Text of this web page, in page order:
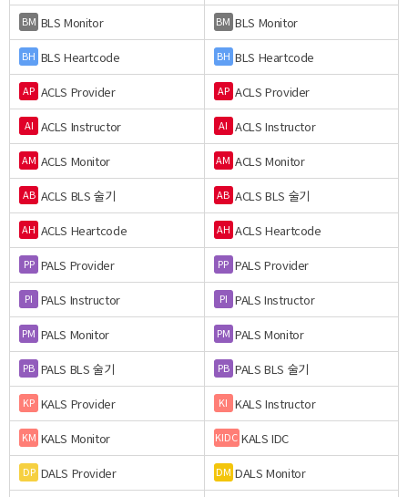
BM BLS Monitor BM BLS Monitor
BH BLS Heartcode BH BLS Heartcode
AP ACLS Provider AP ACLS Provider
AI ACLS Instructor AI ACLS Instructor
AM ACLS Monitor AM ACLS Monitor
AB ACLS BLS 술기 AB ACLS BLS 술기
AH ACLS Heartcode AH ACLS Heartcode
PP PALS Provider PP PALS Provider
PI PALS Instructor PI PALS Instructor
PM PALS Monitor PM PALS Monitor
PB PALS BLS 술기 PB PALS BLS 술기
KP KALS Provider KI KALS Instructor
KM KALS Monitor KIDC KALS IDC
DP DALS Provider DM DALS Monitor